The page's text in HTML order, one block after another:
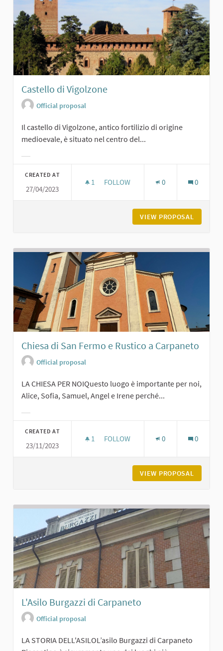
Castello di Vigolzone
Official proposal
Il castello di Vigolzone, antico fortilizio di origine
medioevale, è situato nel centro del...
CREATED AT
27/04/2023
1 1 FOLLOWER
FOLLOW 0 0
VIEW PROPOSAL
Chiesa di San Fermo e Rustico a Carpaneto
Official proposal
LA CHIESA PER NOIQuesto luogo è importante per noi,
Alice, Sofia, Samuel, Angel e Irene perché...
CREATED AT
23/11/2023
1 1 FOLLOWER
FOLLOW 0 0
VIEW PROPOSAL
L'Asilo Burgazzi di Carpaneto
Official proposal
LA STORIA DELL'ASILOL’asilo Burgazzi di Carpaneto